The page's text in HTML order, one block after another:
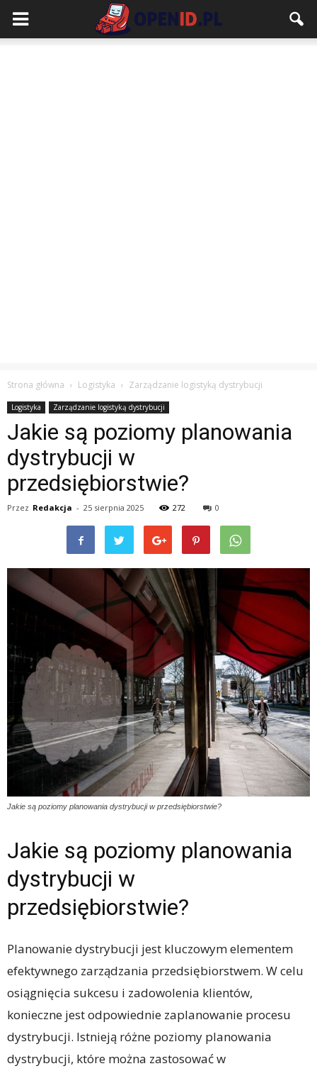
Strona główna Logistyka Zarządzanie logistyką dystrybucji
Logistyka Zarządzanie logistyką dystrybucji
Jakie są poziomy planowania
dystrybucji w
przedsiębiorstwie?
Przez Redakcja - 25 sierpnia 2025 272 0
Jakie są poziomy planowania dystrybucji w przedsiębiorstwie?
Jakie są poziomy planowania
dystrybucji w
przedsiębiorstwie?
Planowanie dystrybucji jest kluczowym elementem
efektywnego zarządzania przedsiębiorstwem. W celu
osiągnięcia sukcesu i zadowolenia klientów,
konieczne jest odpowiednie zaplanowanie procesu
dystrybucji. Istnieją różne poziomy planowania
dystrybucji, które można zastosować w